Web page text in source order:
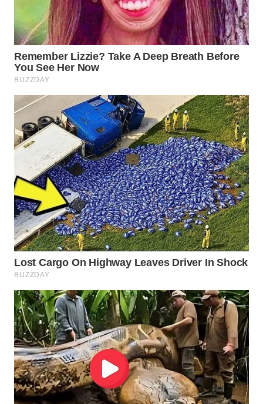
WN
PAKPAK
WN
KARAWANG
WN
BEKASI
WN
BOGOR
WN
DEPOK
WN
TAPANULI
UTARA
WN
SAMOSIR
WN
PADANG
LAWAS
WN